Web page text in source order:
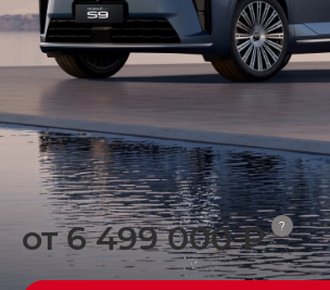
от 6 499 000 ₽ ?